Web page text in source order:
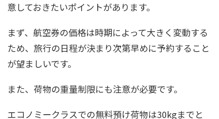
意しておきたいポイントがあります。
まず、航空券の価格は時期によって大きく変動する
ため、旅行の日程が決まり次第早めに予約すること
が望ましいです。
また、荷物の重量制限にも注意が必要です。
エコノミークラスでの無料預け荷物は30kgまでと